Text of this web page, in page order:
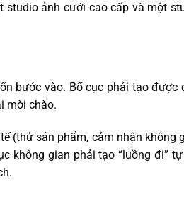
ảnh cưới cao cấp và một
bước vào. Bố cục phải tạo được
mời chào.
(thử sản phẩm, cảm nhận không
không gian phải tạo “luồng đi”